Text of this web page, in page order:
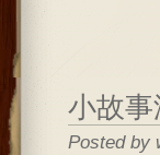
小故
Posted by